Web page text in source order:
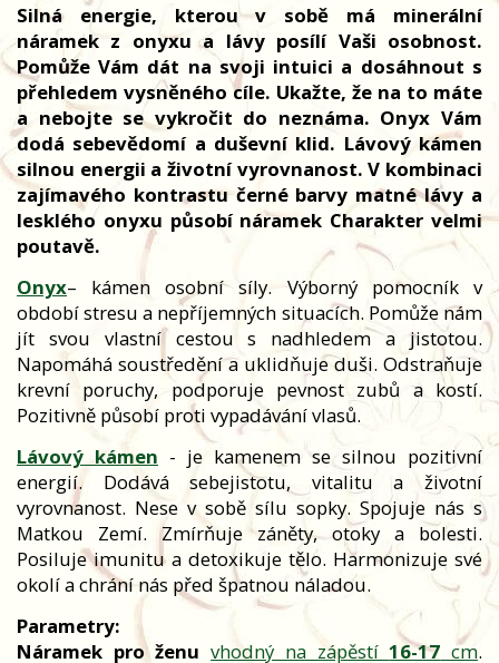
Silná energie, kterou v sobě má minerální
náramek z onyxu a lávy posílí Vaši osobnost.
Pomůže Vám dát na svoji intuici a dosáhnout s
přehledem vysněného cíle. Ukažte, že na to máte
a nebojte se vykročit do neznáma. Onyx Vám
dodá sebevědomí a duševní klid. Lávový kámen
silnou energii a životní vyrovnanost. V kombinaci
zajímavého kontrastu černé barvy matné lávy a
lesklého onyxu působí náramek Charakter velmi
poutavě.
Onyx– kámen osobní síly. Výborný pomocník v
období stresu a nepříjemných situacích. Pomůže nám
jít svou vlastní cestou s nadhledem a jistotou.
Napomáhá soustředění a uklidňuje duši. Odstraňuje
krevní poruchy, podporuje pevnost zubů a kostí.
Pozitivně působí proti vypadávání vlasů.
Lávový kámen - je kamenem se silnou pozitivní
energií. Dodává sebejistotu, vitalitu a životní
vyrovnanost. Nese v sobě sílu sopky. Spojuje nás s
Matkou Zemí. Zmírňuje záněty, otoky a bolesti.
Posiluje imunitu a detoxikuje tělo. Harmonizuje své
okolí a chrání nás před špatnou náladou.
Parametry:
Náramek pro ženuvhodný na zápěstí16-17 cm.